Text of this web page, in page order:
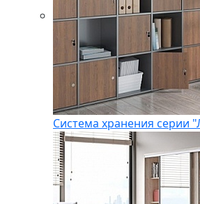
Система хранения серии